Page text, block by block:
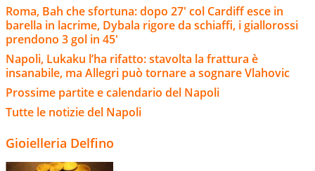
Roma, Bah che sfortuna: dopo 27' col Cardiff esce in
barella in lacrime, Dybala rigore da schiaffi, i giallorossi
prendono 3 gol in 45'
Napoli, Lukaku l’ha rifatto: stavolta la frattura è
insanabile, ma Allegri può tornare a sognare Vlahovic
Prossime partite e calendario del Napoli
Tutte le notizie del Napoli
Gioielleria Delfino